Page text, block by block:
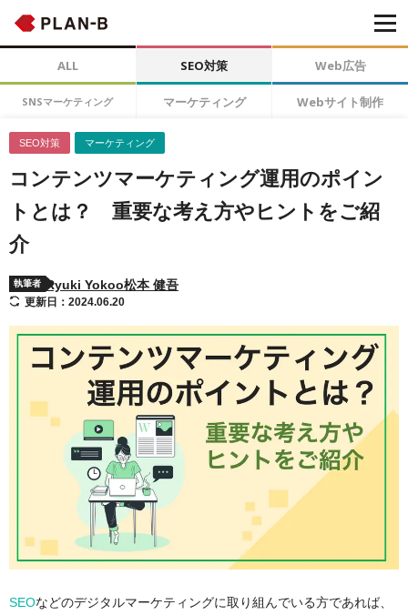
ALL SEO対策 Web広告
SNSマーケティング マーケティング Webサイト制作
SEO対策 マーケティング
コンテンツマーケティング運用のポイン
トとは？ 重要な考え方やヒントをご紹
介
執筆者 Ryuki Yokoo松本 健吾
更新日：2024.06.20
SEOなどのデジタルマーケティングに取り組んでいる方であれば、